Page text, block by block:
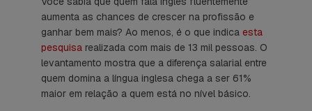
aumenta as chances de crescer na profissão e
ganhar bem mais? Ao menos, é o que indica esta
pesquisa realizada com mais de 13 mil pessoas. O
levantamento mostra que a diferença salarial entre
quem domina a língua inglesa chega a ser 61%
maior em relação a quem está no nível básico.